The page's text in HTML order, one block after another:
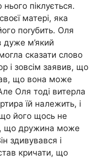
піклується.
матері, яка
поrубить. Оля
дуже м’який
сказати слово
і зовсім заявив, що
що вона може
Оля тоді витерла
їй належить, і
його щось не
що дружина може
здивувався і
кричати, що